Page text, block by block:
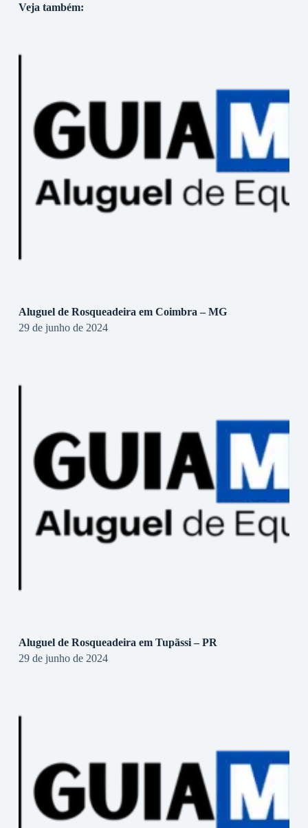
Veja também:
Aluguel de Rosqueadeira em Coimbra – MG
29 de junho de 2024
Aluguel de Rosqueadeira em Tupãssi – PR
29 de junho de 2024